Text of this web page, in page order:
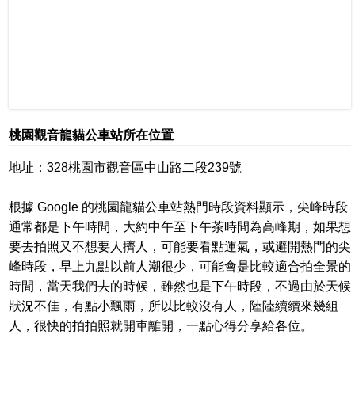
桃園觀音龍貓公車站所在位置
地址：328桃園市觀音區中山路二段239號
根據 Google 的桃園龍貓公車站熱門時段資料顯示，尖峰時段
通常都是下午時間，大約中午至下午茶時間為高峰期，如果想
要去拍照又不想要人擠人，可能要看點運氣，或避開熱門的尖
峰時段，早上九點以前人潮很少，可能會是比較適合拍全景的
時間，當天我們去的時候，雖然也是下午時段，不過由於天候
狀況不佳，有點小飄雨，所以比較沒有人，陸陸續續來幾組
人，很快的拍拍照就開車離開，一點心得分享給各位。